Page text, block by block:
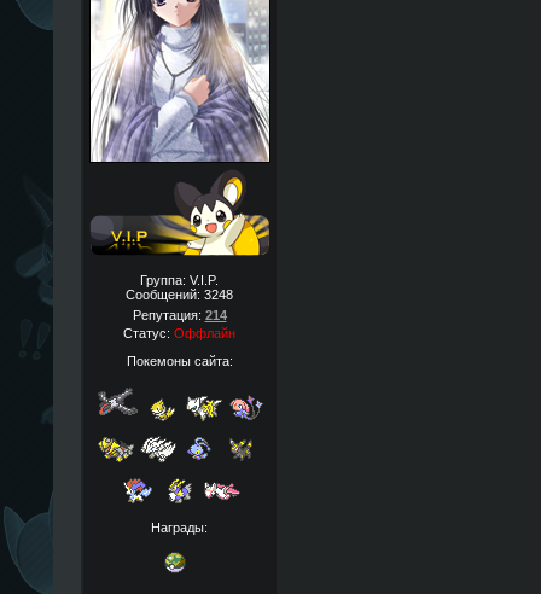
Группа: V.I.P.
Сообщений: 3248
Репутация: 214
Статус: Оффлайн
Покемоны сайта:
Награды: